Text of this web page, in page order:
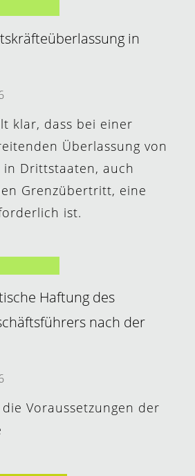
in
klar, dass bei einer
Überlassung von
Drittstaaten, auch
Grenzübertritt, eine
ist.
Haftung des
nach der
Voraussetzungen der